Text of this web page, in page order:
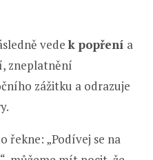
vede k popření a
zneplatnění
zážitku a odrazuje
řekne: „Podívej se na